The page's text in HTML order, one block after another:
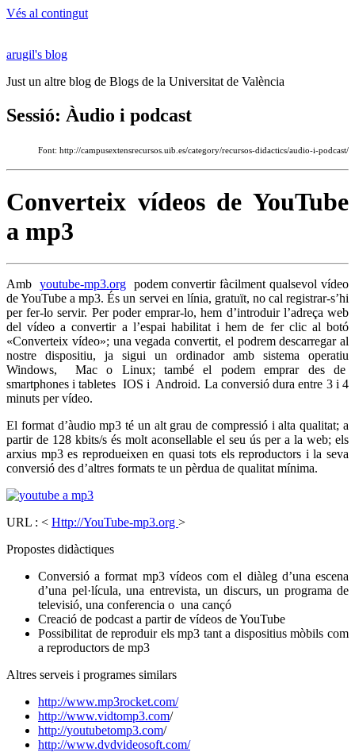
Vés al contingut
arugil's blog
Just un altre blog de Blogs de la Universitat de València
Sessió: Àudio i podcast
Font: http://campusextensrecursos.uib.es/category/recursos-didactics/audio-i-podcast/
Converteix vídeos de YouTube
a mp3
Amb youtube-mp3.orgpodem convertir fàcilment qualsevol vídeo
de YouTube a mp3. És un servei en línia, gratuït, no cal registrar-s’hi
per fer-lo servir. Per poder emprar-lo, hem d’introduir l’adreça web
del vídeo a convertir a l’espai habilitat i hem de fer clic al botó
«Converteix vídeo»; una vegada convertit, el podrem descarregar al
nostre dispositiu, ja sigui un ordinador amb sistema operatiu
Windows, Mac o Linux; també el podem emprar des de
smartphones i tabletes IOS i Android. La conversió dura entre 3 i 4
minuts per vídeo.
El format d’àudio mp3 té un alt grau de compressió i alta qualitat; a
partir de 128 kbits/s és molt aconsellable el seu ús per a la web; els
arxius mp3 es reprodueixen en quasi tots els reproductors i la seva
conversió des d’altres formats te un pèrdua de qualitat mínima.
URL : < Http://YouTube-mp3.org >
Propostes didàctiques
Conversió a format mp3 vídeos com el diàleg d’una escena
d’una pel·lícula, una entrevista, un discurs, un programa de
televisió, una conferencia o una cançó
Creació de podcast a partir de vídeos de YouTube
Possibilitat de reproduir els mp3 tant a dispositius mòbils com
a reproductors de mp3
Altres serveis i programes similars
http://www.mp3rocket.com/
http://www.vidtomp3.com/
http://youtubetomp3.com/
http://www.dvdvideosoft.com/